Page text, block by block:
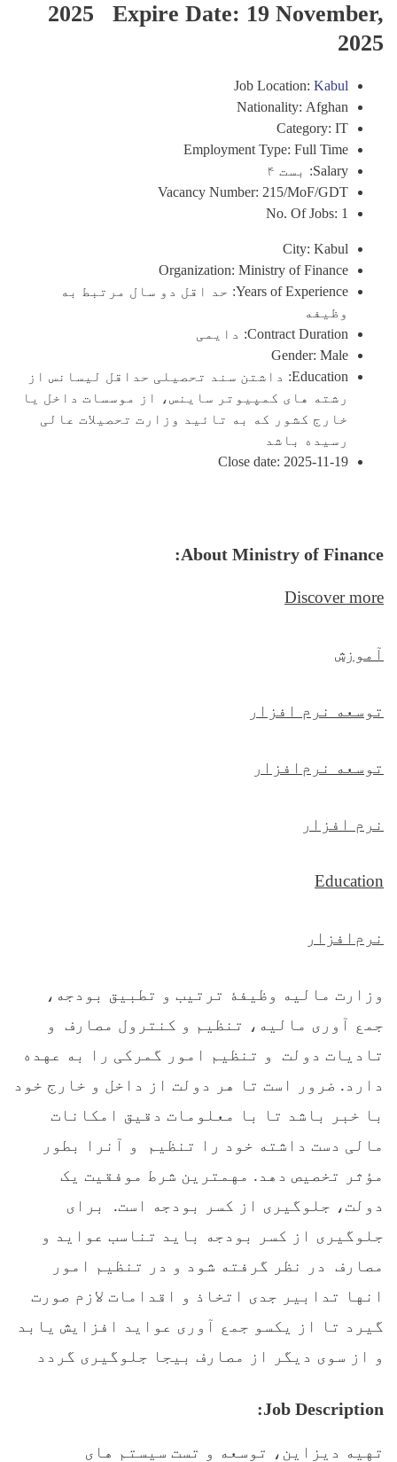
2025 Expire Date: 19 November,
2025
Job Location: Kabul
Nationality: Afghan
Category: IT
Employment Type: Full Time
Salary: بست ۴
Vacancy Number: 215/MoF/GDT
No. Of Jobs: 1
City: Kabul
Organization: Ministry of Finance
Years of Experience: حد اقل دو سال مرتبط به
وظیفه
Contract Duration: دایمی
Gender: Male
Education: داشتن سند تحصیلی حداقل لیسانس از
رشته های کمپیوتر ساینس، از موسسات داخل یا
خارج کشور که به تائید وزارت تحصیلات عالی
رسیده باشد
Close date: 2025-11-19
About Ministry of Finance:
Discover more
آموزش
توسعه نرم افزار
توسعه نرم‌افزار
نرم افزار
Education
نرم‌افزار
وزارت ماليه وظیفۀ ترتیب و تطبيق بودجه،
جمع آوری ماليه، تنظيم و کنترول مصارف و
تاديات دولت و تنظيم امور گمرکی را به عهده
دارد. ضرور است تا هر دولت از داخل و خارج خود
با خبر باشد تا با معلومات دقيق امکانات
مالی دست داشته خود را تنظيم و آنرا بطور
مؤثر تخصيص دهد. مهمترين شرط موفقيت يک
دولت، جلوگيری از کسر بودجه است. برای
جلوگيری از کسر بودجه بايد تناسب عوايد و
مصارف در نظر گرفته شود و در تنظيم امور
انها تدابير جدی اتخاذ و اقدامات لازم صورت
گيرد تا از يکسو جمع آوری عوايد افزايش يابد
و از سوی ديگر از مصارف بيجا جلوگيری گردد
Job Description:
تهیه دیزاین، توسعه و تست سیستم های